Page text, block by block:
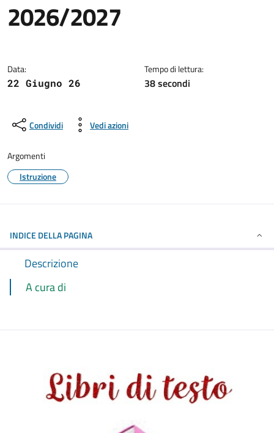
2026/2027
Data:
22 Giugno 26
Tempo di lettura:
38 secondi
Condividi Vedi azioni
Argomenti
Istruzione
INDICE DELLA PAGINA
Descrizione
A cura di